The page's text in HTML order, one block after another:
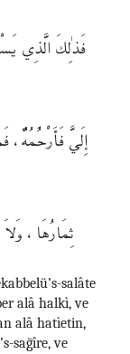
فَذٰلِكَ الَّذِي
إِلَيَّ فَأَرْحَُمُهٌٌ،
ثِمَارُهَا،
salâte
alâ halkì, ve
alâ hatìetin,
sağîre, ve